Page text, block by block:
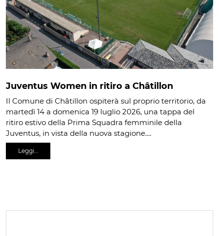
Juventus Women in ritiro a Châtillon
Il Comune di Châtillon ospiterà sul proprio territorio, da
martedì 14 a domenica 19 luglio 2026, una tappa del
ritiro estivo della Prima Squadra femminile della
Juventus, in vista della nuova stagione.…
Leggi…